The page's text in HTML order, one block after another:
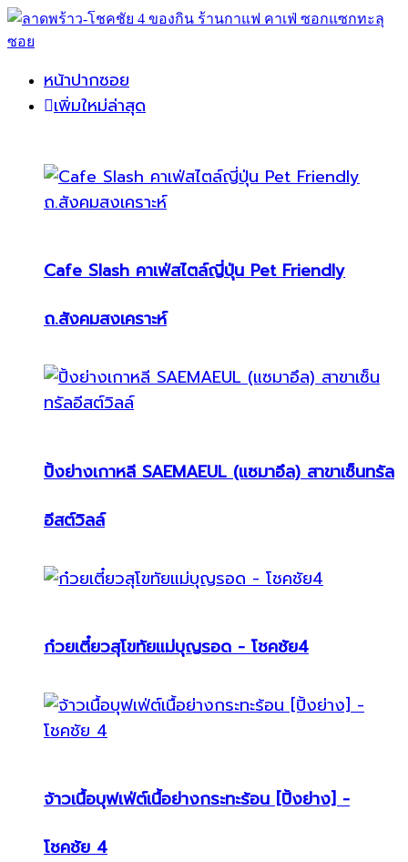
หน้าปากซอย
เพิ่มใหม่ล่าสุด
Cafe Slash คาเฟ่สไตล์ญี่ปุ่น Pet Friendly
ถ.สังคมสงเคราะห์
ปิ้งย่างเกาหลี SAEMAEUL (แซมาอึล) สาขาเซ็นทรัล
อีสต์วิลล์
ก๋วยเตี๋ยวสุโขทัยแม่บุญรอด - โชคชัย4
จ้าวเนื้อบุฟเฟ่ต์เนื้อย่างกระทะร้อน [ปิ้งย่าง] -
โชคชัย 4